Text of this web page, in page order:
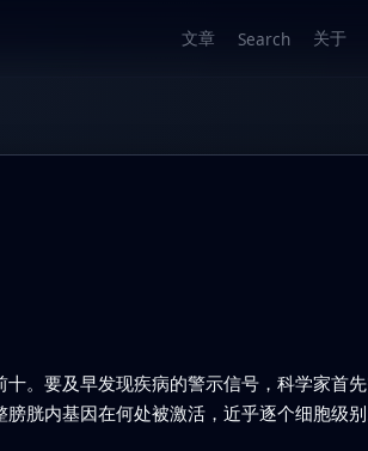
文章 Search 关于
。要及早发现疾病的警示信号，科学家首
胱内基因在何处被激活，近乎逐个细胞级别